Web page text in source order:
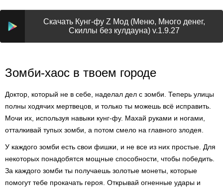
Скачать Кунг-фу Z Мод (Меню, Много денег,
Скиллы без кулдауна) v.1.9.27
Зомби-хаос в твоем городе
Доктор, который не в себе, наделал дел с зомби. Теперь улицы
полны ходячих мертвецов, и только ты можешь всё исправить.
Мочи их, используя навыки кунг-фу. Махай руками и ногами,
отталкивай тупых зомби, а потом смело на главного злодея.
У каждого зомби есть свои фишки, и не все из них простые. Для
некоторых понадобятся мощные способности, чтобы победить.
За каждого зомби ты получаешь золотые монеты, которые
помогут тебе прокачать героя. Открывай огненные удары и